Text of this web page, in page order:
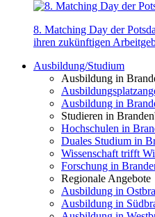
8. Matching Day der
ihren zukünftigen
Ausbildung/Studium
Ausbildung in
Ausbildung in
Studieren in
Hochschulen in
Duales Studium in
Wissenschaft trifft
Forschung in
Regionale Angebote
Ausbildung in
Ausbildung in